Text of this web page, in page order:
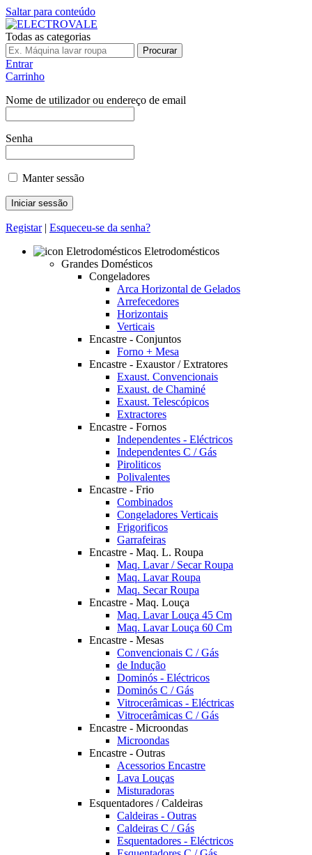
Saltar para conteúdo
Todas as categorias
Procurar
Entrar
Carrinho
Nome de utilizador ou endereço de email
Senha
Manter sessão
Registar| Esqueceu-se da senha?
Eletrodomésticos
Grandes Domésticos
Congeladores
Arca Horizontal de Gelados
Arrefecedores
Horizontais
Verticais
Encastre - Conjuntos
Forno + Mesa
Encastre - Exaustor / Extratores
Exaust. Convencionais
Exaust. de Chaminé
Exaust. Telescópicos
Extractores
Encastre - Fornos
Independentes - Eléctricos
Independentes C / Gás
Piroliticos
Polivalentes
Encastre - Frio
Combinados
Congeladores Verticais
Frigorificos
Garrafeiras
Encastre - Maq. L. Roupa
Maq. Lavar / Secar Roupa
Maq. Lavar Roupa
Maq. Secar Roupa
Encastre - Maq. Louça
Maq. Lavar Louça 45 Cm
Maq. Lavar Louça 60 Cm
Encastre - Mesas
Convencionais C / Gás
de Indução
Dominós - Eléctricos
Dominós C / Gás
Vitrocerâmicas - Eléctricas
Vitrocerâmicas C / Gás
Encastre - Microondas
Microondas
Encastre - Outras
Acessorios Encastre
Lava Louças
Misturadoras
Esquentadores / Caldeiras
Caldeiras - Outras
Caldeiras C / Gás
Esquentadores - Eléctricos